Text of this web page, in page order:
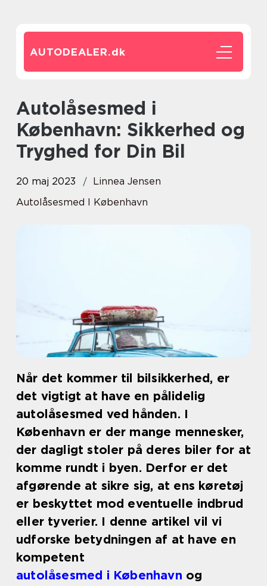
AUTODEALER.dk
Autolåsesmed i
København: Sikkerhed og
Tryghed for Din Bil
20 maj 2023
Linnea Jensen
Autolåsesmed I København
Når det kommer til bilsikkerhed, er
det vigtigt at have en pålidelig
autolåsesmed ved hånden. I
København er der mange mennesker,
der dagligt stoler på deres biler for at
komme rundt i byen. Derfor er det
afgørende at sikre sig, at ens køretøj
er beskyttet mod eventuelle indbrud
eller tyverier. I denne artikel vil vi
udforske betydningen af at have en
kompetent
autolåsesmed i København og